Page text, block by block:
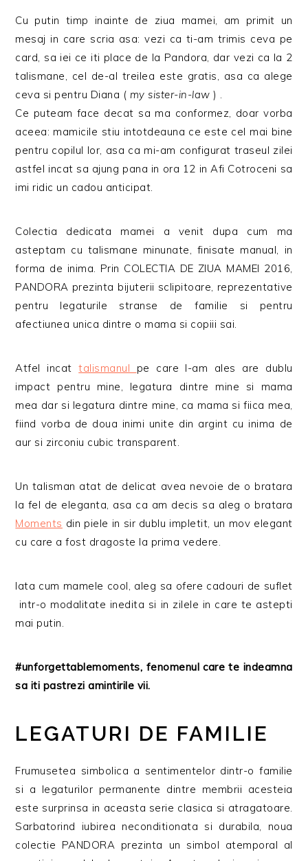
Cu putin timp inainte de ziua mamei, am primit un
mesaj in care scria asa: vezi ca ti-am trimis ceva pe
card, sa iei ce iti place de la Pandora, dar vezi ca la 2
talismane, cel de-al treilea este gratis, asa ca alege
ceva si pentru Diana ( my sister-in-law) .
Ce puteam face decat sa ma conformez, doar vorba
aceea: mamicile stiu intotdeauna ce este cel mai bine
pentru copilul lor, asa ca mi-am configurat traseul zilei
astfel incat sa ajung pana in ora 12 in Afi Cotroceni sa
imi ridic un cadou anticipat.
Colectia dedicata mamei a venit dupa cum ma
asteptam cu talismane minunate, finisate manual, in
forma de inima. Prin COLECTIA DE ZIUA MAMEI 2016,
PANDORA prezinta bijuterii sclipitoare, reprezentative
pentru legaturile stranse de familie si pentru
afectiunea unica dintre o mama si copiii sai.
Atfel incattalismanul pe care l-am ales are dublu
impact pentru mine, legatura dintre mine si mama
mea dar si legatura dintre mine, ca mama si fiica mea,
fiind vorba de doua inimi unite din argint cu inima de
aur si zirconiu cubic transparent.
Un talisman atat de delicat avea nevoie de o bratara
la fel de eleganta, asa ca am decis sa aleg o bratara
Moments din piele in sir dublu impletit, un mov elegant
cu care a fost dragoste la prima vedere.
Iata cum mamele cool, aleg sa ofere cadouri de suflet
intr-o modalitate inedita si in zilele in care te astepti
mai putin.
#unforgettablemoments, fenomenul care te indeamna
sa iti pastrezi amintirile vii.
LEGATURI DE FAMILIE
Frumusetea simbolica a sentimentelor dintr-o familie
si a legaturilor permanente dintre membrii acesteia
este surprinsa in aceasta serie clasica si atragatoare.
Sarbatorind iubirea neconditionata si durabila, noua
colectie PANDORA prezinta un simbol atemporal al